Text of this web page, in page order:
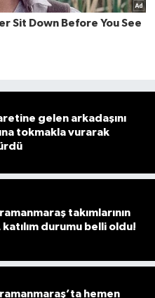
gelen arkadaşını
tokmakla vurarak
takımlarının
katılım durumu belli oldu!
hemen